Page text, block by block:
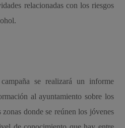
relacionadas con los riesgos
se realizará un informe
al ayuntamiento sobre los
donde se reúnen los jóvenes